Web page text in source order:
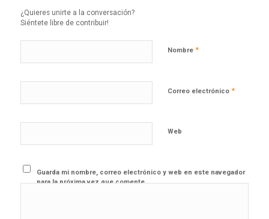
¿Quieres unirte a la conversación?
Siéntete libre de contribuir!
Nombre *
Correo electrónico *
Web
Guarda mi nombre, correo electrónico y web en este navegador
para la próxima vez que comente.